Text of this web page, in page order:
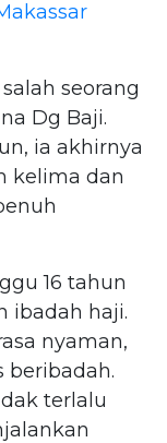
seorang
Dg Baji.
ia akhirnya
kelima dan
16 tahun
ibadah haji.
nyaman,
beribadah.
terlalu